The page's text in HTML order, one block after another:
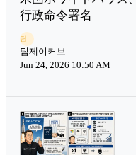
行政命令署名
팀
팀제이커브
Jun 24, 2026 10:50 AM